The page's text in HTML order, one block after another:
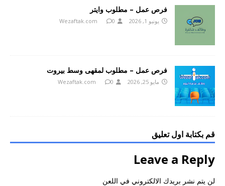
فرص عمل – مطلوب وايتر
يونيو 1, 2026 Wezaftak.com 0
فرص عمل – مطلوب لمقهى وسط بيروت
مايو 25, 2026 Wezaftak.com 0
قم بكتابة اول تعليق
Leave a Reply
لن يتم نشر بريدك الالكتروني في اللعن